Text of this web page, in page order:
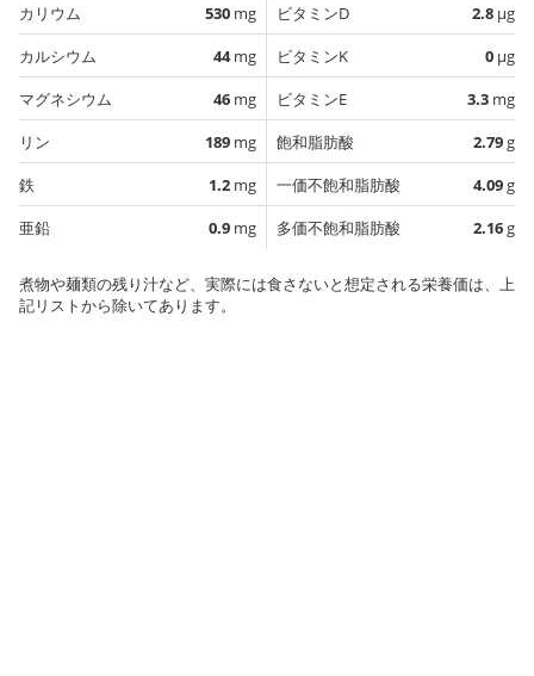
カリウム
530 mg
カルシウム
44mg
マグネシウム
46 mg
リン
189 mg
鉄
1.2 mg
亜鉛
0.9 mg
ビタミンD
2.8 µg
ビタミンK
0 µg
ビタミンE
3.3 mg
飽和脂肪酸
2.79g
一価不飽和脂肪酸
4.09g
多価不飽和脂肪酸
2.16g
煮物や麺類の残り汁など、実際には食さないと想定される栄養価は、上
記リストから除いてあります。